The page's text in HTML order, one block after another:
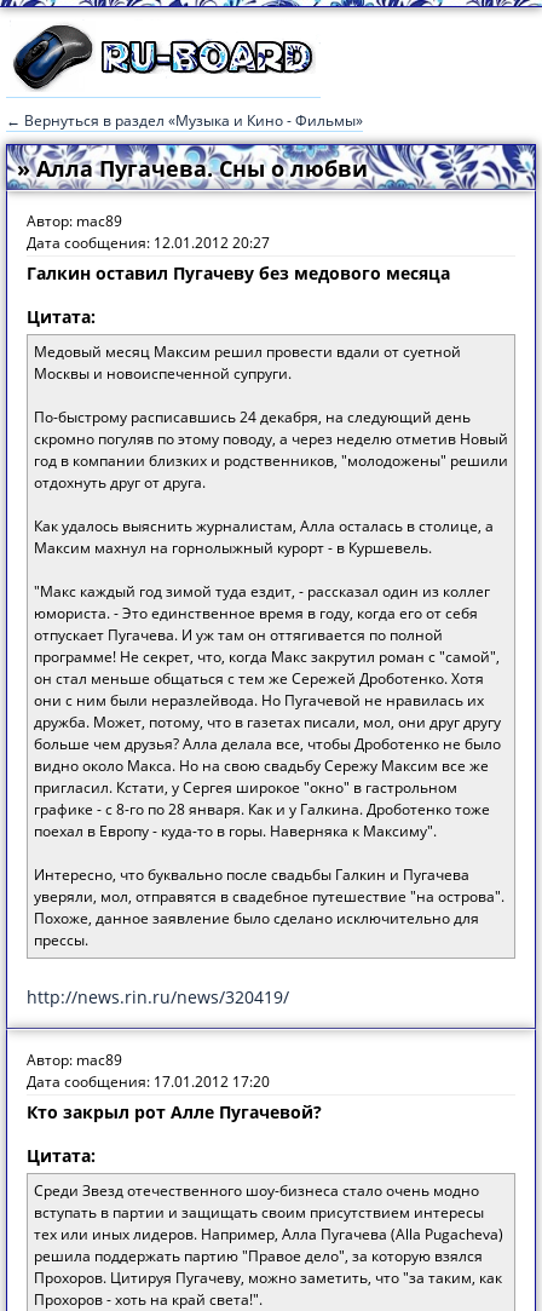
← Вернуться в раздел «Музыка и Кино - Фильмы»
» Алла Пугачева. Сны о любви
Автор: mac89
Дата сообщения: 12.01.2012 20:27
Галкин оставил Пугачеву без медового месяца
Цитата:
Медовый месяц Максим решил провести вдали от суетной
Москвы и новоиспеченной супруги.
По-быстрому расписавшись 24 декабря, на следующий день
скромно погуляв по этому поводу, а через неделю отметив Новый
год в компании близких и родственников, "молодожены" решили
отдохнуть друг от друга.
Как удалось выяснить журналистам, Алла осталась в столице, а
Максим махнул на горнолыжный курорт - в Куршевель.
"Макс каждый год зимой туда ездит, - рассказал один из коллег
юмориста. - Это единственное время в году, когда его от себя
отпускает Пугачева. И уж там он оттягивается по полной
программе! Не секрет, что, когда Макс закрутил роман с "самой",
он стал меньше общаться с тем же Сережей Дроботенко. Хотя
они с ним были неразлейвода. Но Пугачевой не нравилась их
дружба. Может, потому, что в газетах писали, мол, они друг другу
больше чем друзья? Алла делала все, чтобы Дроботенко не было
видно около Макса. Но на свою свадьбу Сережу Максим все же
пригласил. Кстати, у Сергея широкое "окно" в гастрольном
графике - с 8-го по 28 января. Как и у Галкина. Дроботенко тоже
поехал в Европу - куда-то в горы. Наверняка к Максиму".
Интересно, что буквально после свадьбы Галкин и Пугачева
уверяли, мол, отправятся в свадебное путешествие "на острова".
Похоже, данное заявление было сделано исключительно для
прессы.
http://news.rin.ru/news/320419/
Автор: mac89
Дата сообщения: 17.01.2012 17:20
Кто закрыл рот Алле Пугачевой?
Цитата:
Среди Звезд отечественного шоу-бизнеса стало очень модно
вступать в партии и защищать своим присутствием интересы
тех или иных лидеров. Например, Алла Пугачева (Alla Pugacheva)
решила поддержать партию "Правое дело", за которую взялся
Прохоров. Цитируя Пугачеву, можно заметить, что "за таким, как
Прохоров - хоть на край света!".